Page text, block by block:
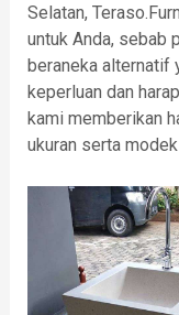
Selatan,
untuk Anda, sebab
beraneka alternatif
keperluan dan
kami memberikan
ukuran serta